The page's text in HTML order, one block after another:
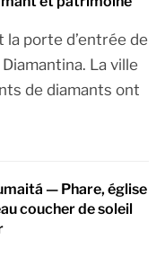
la porte d’entrée de
Diamantina. La ville
de diamants ont
— Phare, église
coucher de soleil